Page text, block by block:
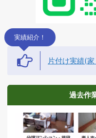
実績紹介！
片付け実績(
過去作